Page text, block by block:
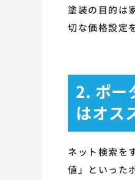
塗装の目的は
切な価格設定
2. ポー
はオス
ネット検索を
値」といった